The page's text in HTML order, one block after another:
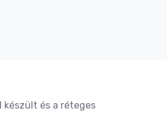
készült és a réteges